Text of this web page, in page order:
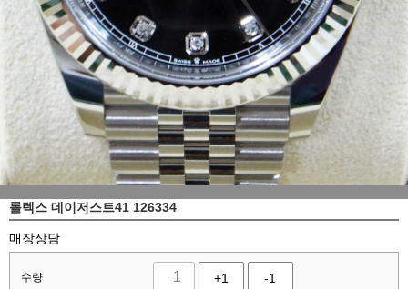
롤렉스 데이저스트41 126334
매장상담
수량 +1 -1